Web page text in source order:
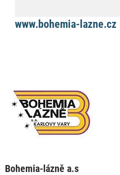
www.bohemia-lazne.cz
Bohemia-lázně a.s